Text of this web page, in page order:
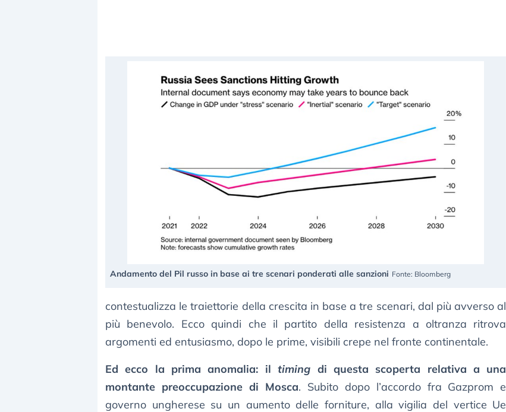
Andamento del Pil russo in base ai tre scenari ponderati alle sanzioni Fonte: Bloomberg
contestualizza le traiettorie della crescita in base a tre scenari, dal più avverso al
più benevolo. Ecco quindi che il partito della resistenza a oltranza ritrova
argomenti ed entusiasmo, dopo le prime, visibili crepe nel fronte continentale.
Ed ecco la prima anomalia: iltiming di questa scoperta relativa a una
montante preoccupazione di Mosca. Subito dopo l’accordo fra Gazprom e
governo ungherese su un aumento delle forniture, alla vigilia del vertice Ue